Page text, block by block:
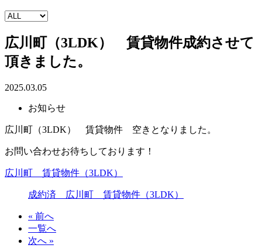
広川町（3LDK） 賃貸物件成約させて
頂きました。
2025.03.05
お知らせ
広川町（3LDK） 賃貸物件 空きとなりました。
お問い合わせお待ちしております！
広川町 賃貸物件（3LDK）
成約済 広川町 賃貸物件（3LDK）
« 前へ
一覧へ
次へ »